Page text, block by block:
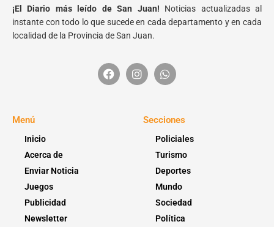
¡El Diario más leído de San Juan! Noticias actualizadas al
instante con todo lo que sucede en cada departamento y en cada
localidad de la Provincia de San Juan.
Menú
Inicio
Acerca de
Enviar Noticia
Juegos
Publicidad
Newsletter
Secciones
Policiales
Turismo
Deportes
Mundo
Sociedad
Política